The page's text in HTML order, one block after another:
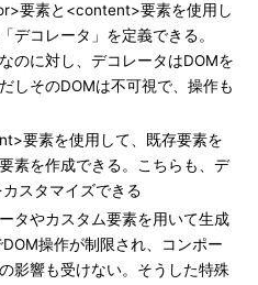
要素と<content>要素を使用し
デコレータ」を定義できる。
のに対し、デコレータはDOMを
しそのDOMは不可視で、操作も
要素を使用して、既存要素を
素を作成できる。こちらも、デ
スタマイズできる
タやカスタム要素を用いて生成
操作が制限され、コンポー
影響も受けない。そうした特殊